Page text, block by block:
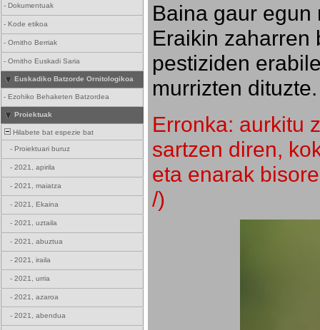
- Dokumentuak
- Kode etikoa
- Ornitho Berriak
- Ornitho Euskadi Saria
Euskadiko Batzorde Ornitologikoa
- Ezohiko Behaketen Batzordea
Proiektuak
Hilabete bat espezie bat
- Proiektuari buruz
- 2021, apirila
- 2021, maiatza
- 2021, Ekaina
- 2021, uztaila
- 2021, abuztua
- 2021, iraila
- 2021, urria
- 2021, azaroa
- 2021, abendua
Baina gaur egun
Eraikin zaharren
pestiziden
murrizten dituzte.
Erronka: aurkitu
sartzen diren,
eta enarak
/)